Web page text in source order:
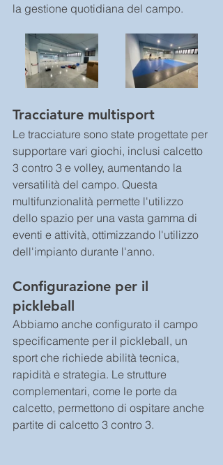
la gestione quotidiana del campo.
Tracciature multisport
Le tracciature sono state progettate per
supportare vari giochi, inclusi calcetto
3 contro 3 e volley, aumentando la
versatilità del campo. Questa
multifunzionalità permette l'utilizzo
dello spazio per una vasta gamma di
eventi e attività, ottimizzando l'utilizzo
dell'impianto durante l'anno.
Configurazione per il
pickleball
Abbiamo anche configurato il campo
specificamente per il pickleball, un
sport che richiede abilità tecnica,
rapidità e strategia. Le strutture
complementari, come le porte da
calcetto, permettono di ospitare anche
partite di calcetto 3 contro 3.